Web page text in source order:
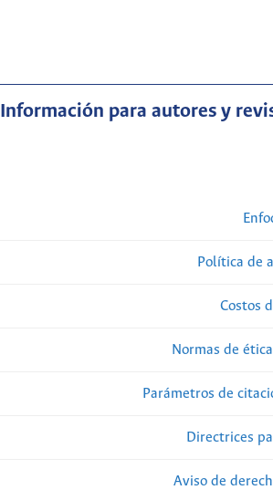
Información para autores y
Política de
Costos
Normas de
Parámetros de
Directrices
Aviso de